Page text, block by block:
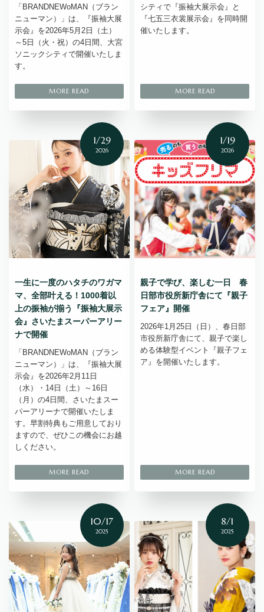
「BRANDNEWoMAN（ブラン
ニューマン）」は、『振袖大展
示会』を2026年5月2日（土）
～5日（火・祝）の4日間、大宮
ソニックシティで開催いたしま
す。
シティで『振袖大展示会』と
『七五三衣裳展示会』を同時開
催いたします。
1/29
2026
一生に一度のハタチのワガマ
マ、全部叶える！1000着以
上の振袖が揃う『振袖大展示
会』さいたまスーパーアリー
ナで開催
「BRANDNEWoMAN（ブラン
ニューマン）」は、『振袖大展
示会』を2026年2月11日
（水）・14日（土）～16日
（月）の4日間、さいたまスー
パーアリーナで開催いたしま
す。早割特典もご用意しており
ますので、ぜひこの機会にお越
しください。
1/19
2026
親子で学び、楽しむ一日 春
日部市役所新庁舎にて『親子
フェア』開催
2026年1月25日（日）、春日部
市役所新庁舎にて、親子で楽し
める体験型イベント『親子フェ
ア』を開催いたします。
10/17
2025
8/1
2025